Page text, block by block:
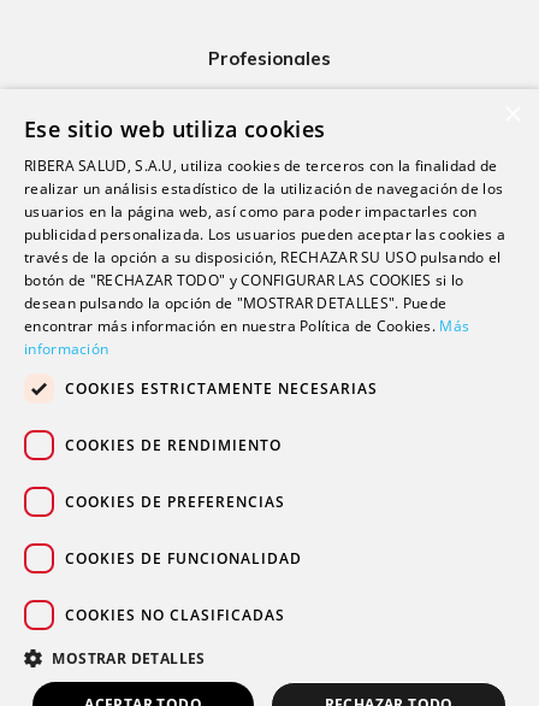
Profesionales
Investigación
Formación
Escuela universitaria
Trabaja con nosotros
Contacto
Podcast
© 2026 Grupo sanitario Ribera
Ese sitio web utiliza cookies
RIBERA SALUD, S.A.U, utiliza cookies de terceros con la finalidad de
realizar un análisis estadístico de la utilización de navegación de los
usuarios en la página web, así como para poder impactarles con
publicidad personalizada. Los usuarios pueden aceptar las cookies a
través de la opción a su disposición, RECHAZAR SU USO pulsando el
botón de "RECHAZAR TODO" y CONFIGURAR LAS COOKIES si lo
desean pulsando la opción de "MOSTRAR DETALLES". Puede
encontrar más información en nuestra Política de Cookies. Más
información
COOKIES ESTRICTAMENTE NECESARIAS
COOKIES DE RENDIMIENTO
COOKIES DE PREFERENCIAS
COOKIES DE FUNCIONALIDAD
COOKIES NO CLASIFICADAS
MOSTRAR DETALLES